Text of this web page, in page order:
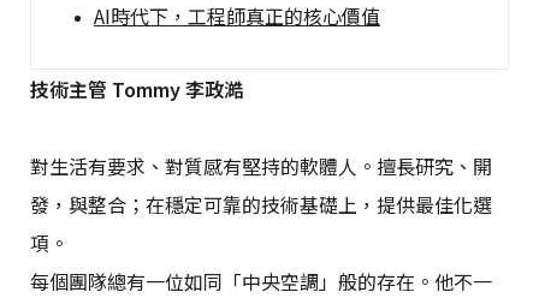
AI時代下，工程師真正的核心價值
技術主管 Tommy 李政澔
對生活有要求、對質感有堅持的軟體人。擅長研究、開
發，與整合；在穩定可靠的技術基礎上，提供最佳化選
項。
每個團隊總有一位如同「中央空調」般的存在。他不一